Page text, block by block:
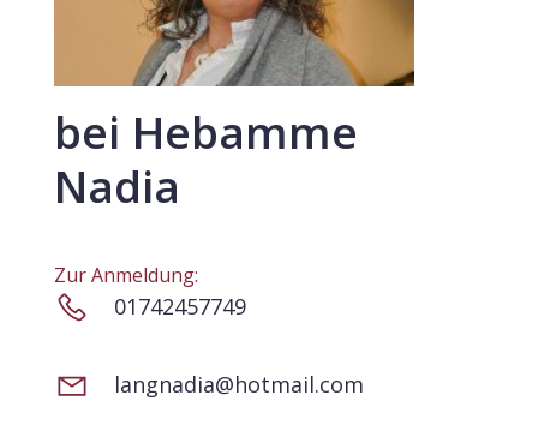
bei Hebamme
Nadia
Zur Anmeldung:
01742457749
langnadia@hotmail.com